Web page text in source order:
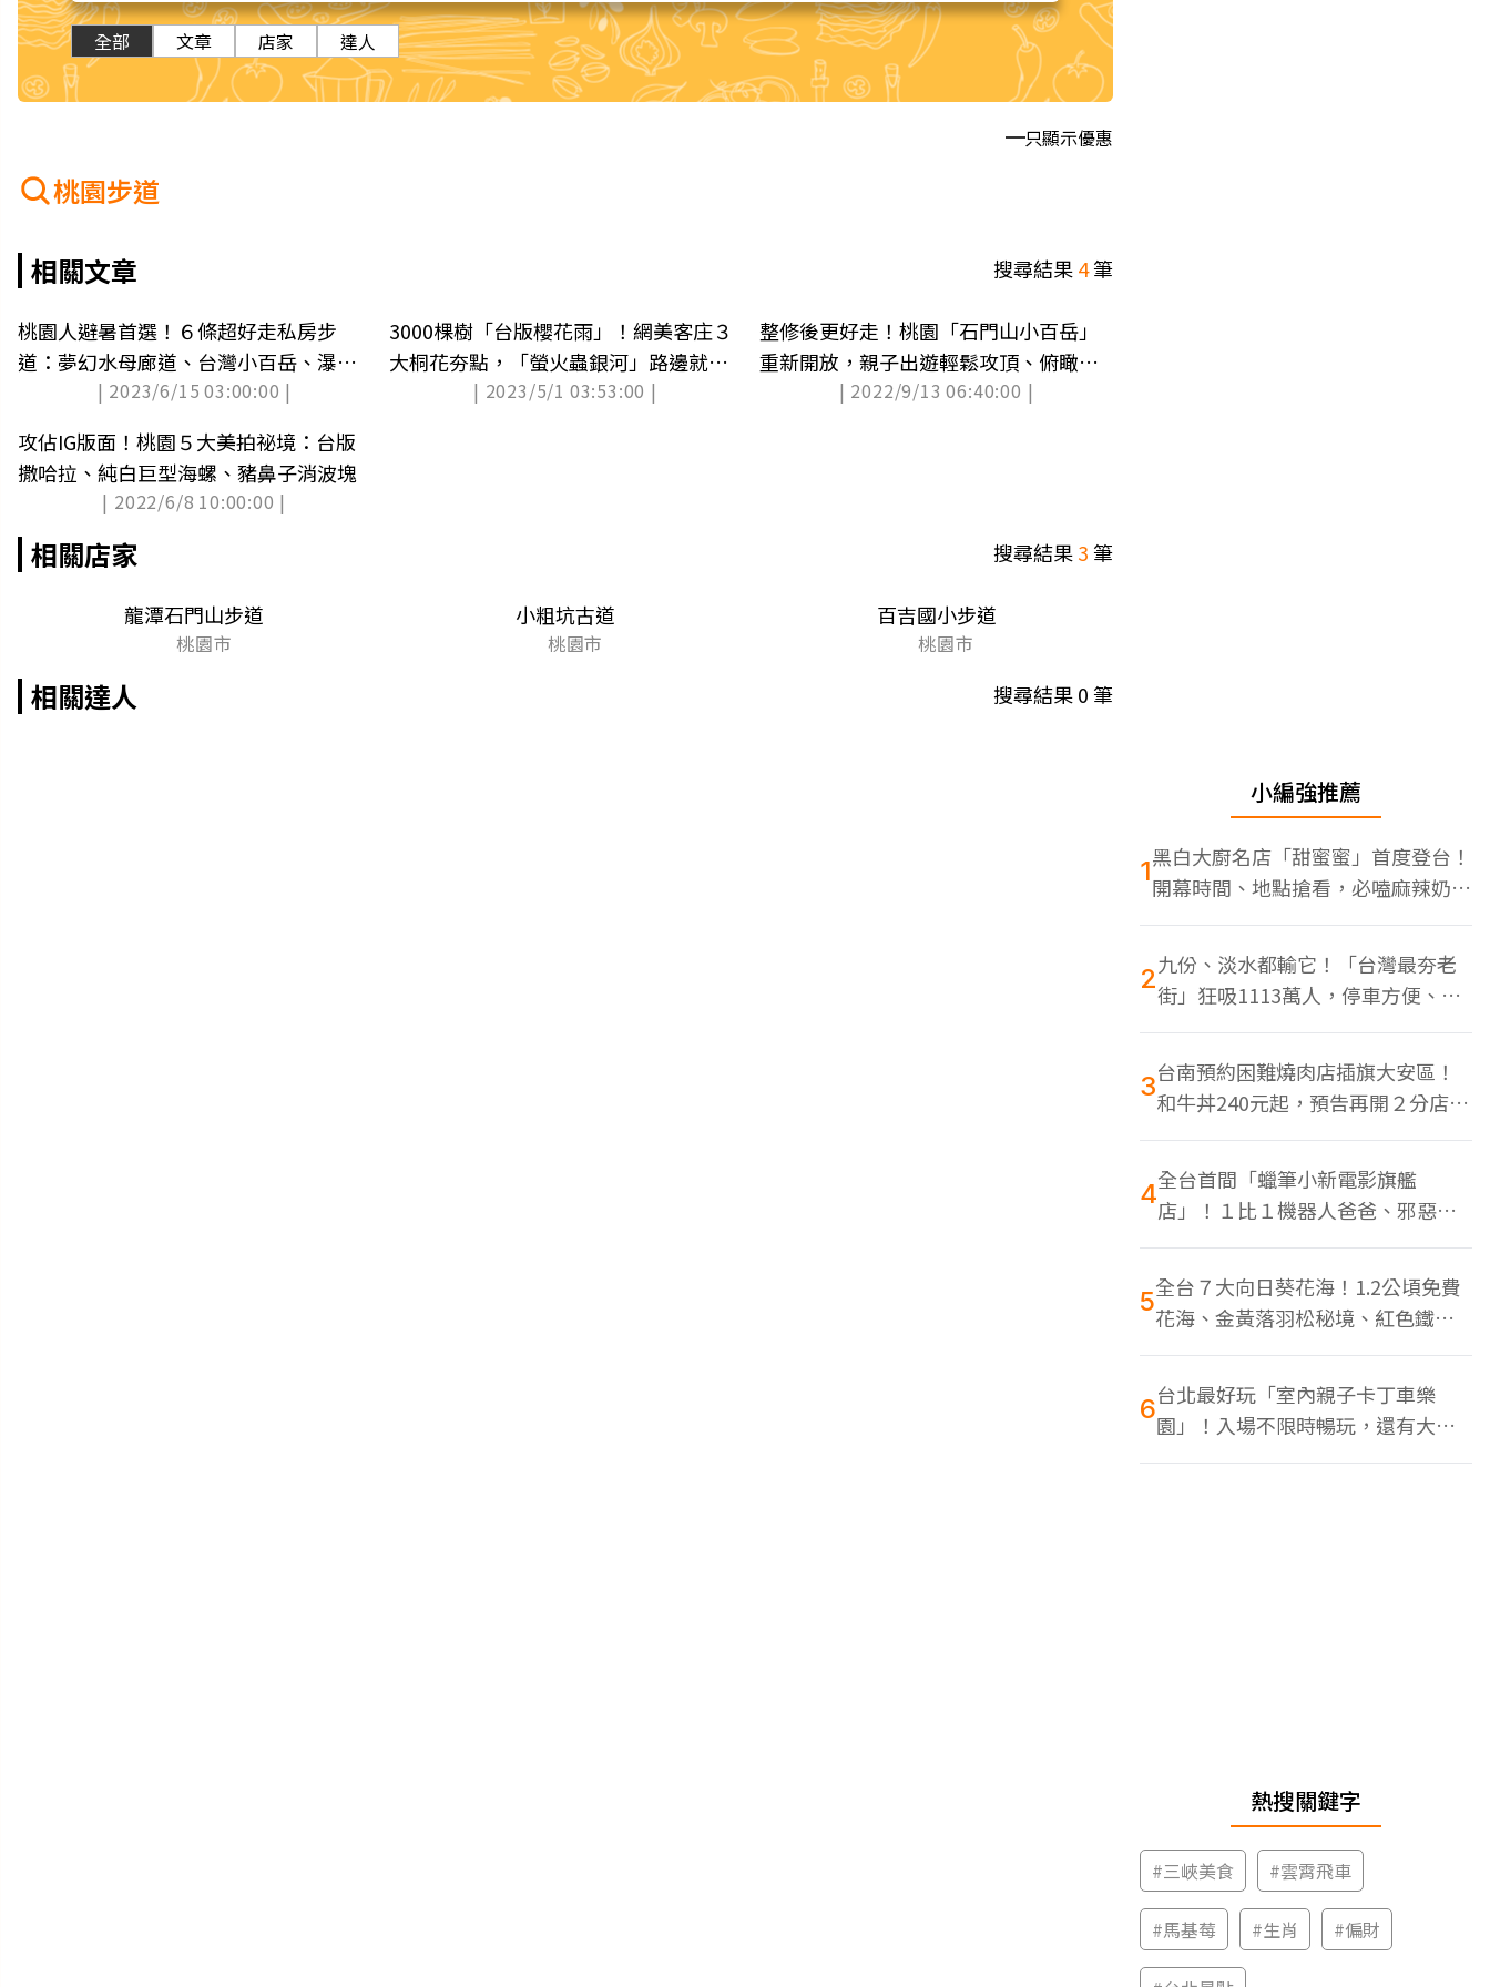
全部 文章 店家 達人
只顯示優惠
桃園步道
相關文章 搜尋結果4筆
桃園人避暑首選！６條超好走私房步
道：夢幻水母廊道、台灣小百岳、瀑布
| 2023/6/15 03:00:00 |
3000棵樹「台版櫻花雨」！網美客庄３
大桐花夯點，「螢火蟲銀河」路邊就能
| 2023/5/1 03:53:00 |
整修後更好走！桃園「石門山小百岳」
重新開放，親子出遊輕鬆攻頂、俯瞰街
| 2022/9/13 06:40:00 |
攻佔IG版面！桃園５大美拍祕境：台版
撒哈拉、純白巨型海螺、豬鼻子消波塊
| 2022/6/8 10:00:00 |
相關店家 搜尋結果3筆
龍潭石門山步道
桃園市
小粗坑古道
桃園市
百吉國小步道
桃園市
相關達人 搜尋結果0筆
小編強推薦
1黑白大廚名店「甜蜜蜜」首度登台！
開幕時間、地點搶看，必嗑麻辣奶油
蝦
2九份、淡水都輸它！「台灣最夯老
街」狂吸1113萬人，停車方便、特
色美食多
3台南預約困難燒肉店插旗大安區！
和牛丼240元起，預告再開２分店、
地點曝光
4全台首間「蠟筆小新電影旗艦
店」！１比１機器人爸爸、邪惡正
男，百款周邊買翻
5全台７大向日葵花海！1.2公頃免費
花海、金黃落羽松秘境、紅色鐵橋
同框
6台北最好玩「室內親子卡丁車樂
園」！入場不限時暢玩，還有大螢
幕Switch遊戲區
熱搜關鍵字
#三峽美食 #雲霄飛車
#馬基莓 #生肖 #偏財